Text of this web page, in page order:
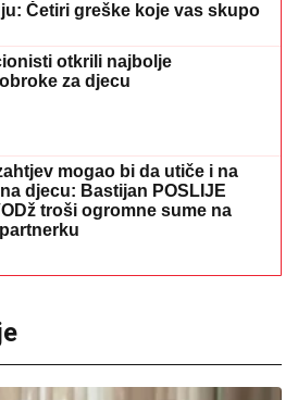
Četiri greške koje vas skupo
otkrili najbolje
za djecu
mogao bi da utiče i na
djecu: Bastijan POSLIJE
troši ogromne sume na